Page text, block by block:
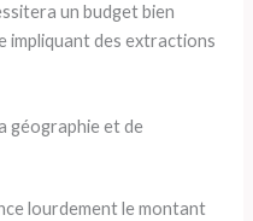
un budget bien
impliquant des extractions
géographie et de
lourdement le montant